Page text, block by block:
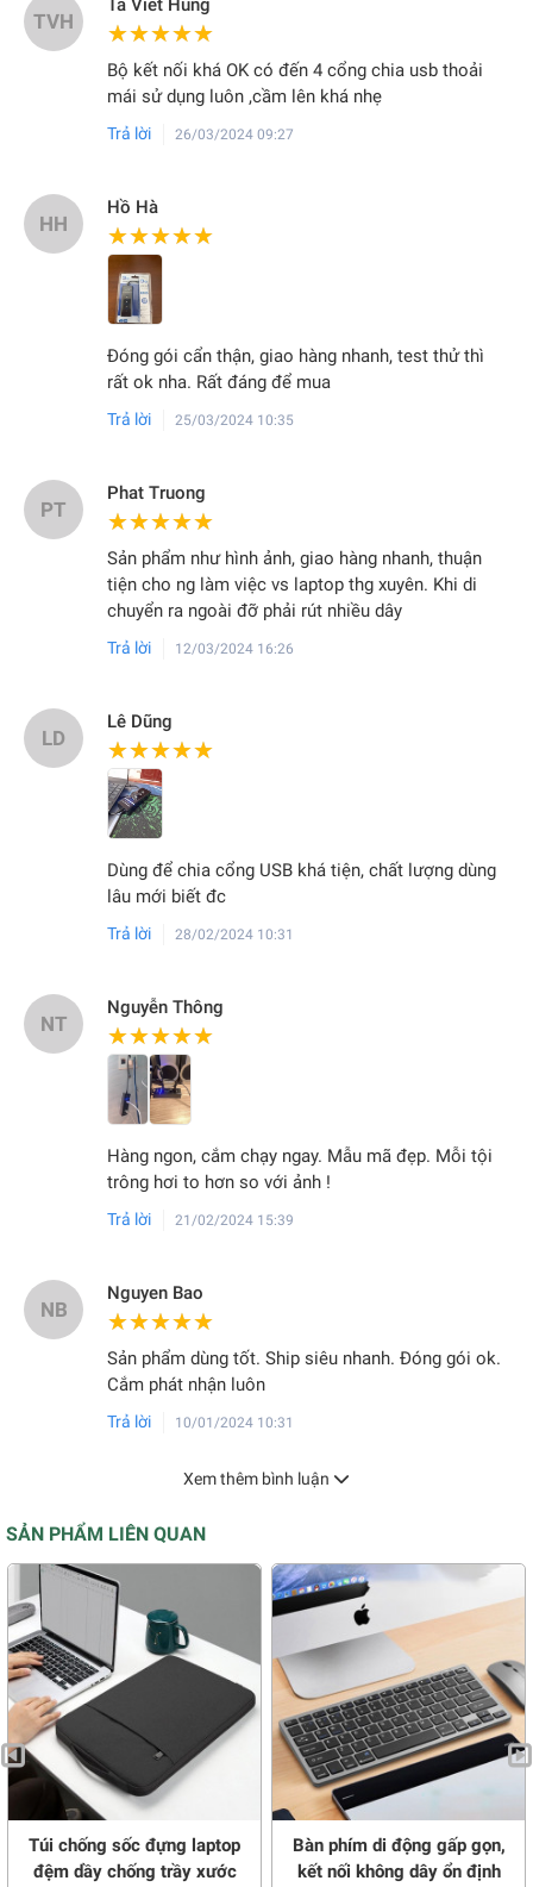
TVH
Ta Viet Hung
★★★★★
★★★★★
Bộ kết nối khá OK có đến 4 cổng chia usb thoải
mái sử dụng luôn ,cầm lên khá nhẹ
Trả lời 26/03/2024 09:27
HH
Hồ Hà
★★★★★
★★★★★
Đóng gói cẩn thận, giao hàng nhanh, test thử thì
rất ok nha. Rất đáng để mua
Trả lời 25/03/2024 10:35
PT
Phat Truong
★★★★★
★★★★★
Sản phẩm như hình ảnh, giao hàng nhanh, thuận
tiện cho ng làm việc vs laptop thg xuyên. Khi di
chuyển ra ngoài đỡ phải rút nhiều dây
Trả lời 12/03/2024 16:26
LD
Lê Dũng
★★★★★
★★★★★
Dùng để chia cổng USB khá tiện, chất lượng dùng
lâu mới biết đc
Trả lời 28/02/2024 10:31
NT
Nguyễn Thông
★★★★★
★★★★★
Hàng ngon, cắm chạy ngay. Mẫu mã đẹp. Mỗi tội
trông hơi to hơn so với ảnh !
Trả lời 21/02/2024 15:39
NB
Nguyen Bao
★★★★★
★★★★★
Sản phẩm dùng tốt. Ship siêu nhanh. Đóng gói ok.
Cắm phát nhận luôn
Trả lời 10/01/2024 10:31
Xem thêm bình luận
SẢN PHẨM LIÊN QUAN
Túi chống sốc đựng laptop
đệm dầy chống trầy xước
Bàn phím di động gấp gọn,
kết nối không dây ổn định